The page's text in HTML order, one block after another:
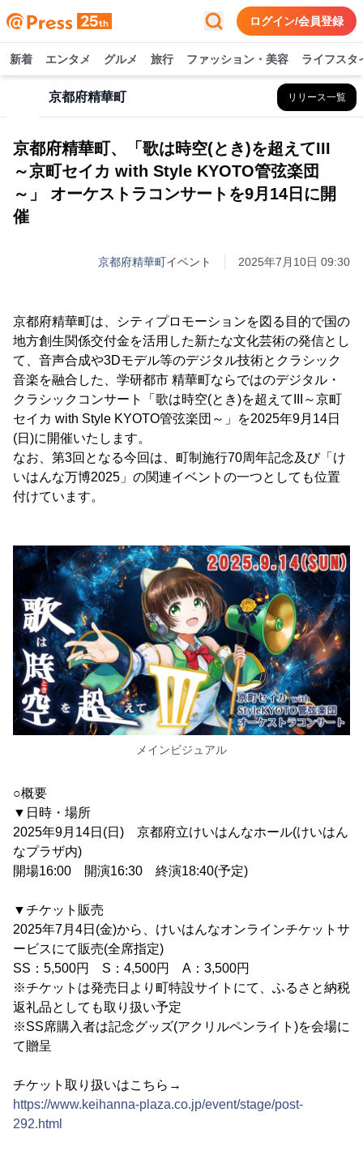
ログイン/会員登録
新着 エンタメ グルメ 旅行 ファッション・美容 ライフスタ
京都府精華町 リリース一覧
京都府精華町、「歌は時空(とき)を超えてIII
～京町セイカ with Style KYOTO管弦楽団
～」 オーケストラコンサートを9月14日に開
催
京都府精華町イベント 2025年7月10日 09:30
京都府精華町は、シティプロモーションを図る目的で国の
地方創生関係交付金を活用した新たな文化芸術の発信とし
て、音声合成や3Dモデル等のデジタル技術とクラシック
音楽を融合した、学研都市 精華町ならではのデジタル・
クラシックコンサート「歌は時空(とき)を超えてIII～京町
セイカ with Style KYOTO管弦楽団～」を2025年9月14日
(日)に開催いたします。
なお、第3回となる今回は、町制施行70周年記念及び「け
いはんな万博2025」の関連イベントの一つとしても位置
付けています。
メインビジュアル
○概要
▼日時・場所
2025年9月14日(日) 京都府立けいはんなホール(けいはん
なプラザ内)
開場16:00 開演16:30 終演18:40(予定)
▼チケット販売
2025年7月4日(金)から、けいはんなオンラインチケットサ
ービスにて販売(全席指定)
SS：5,500円 S：4,500円 A：3,500円
※チケットは発売日より町特設サイトにて、ふるさと納税
返礼品としても取り扱い予定
※SS席購入者は記念グッズ(アクリルペンライト)を会場に
て贈呈
チケット取り扱いはこちら→
https://www.keihanna-plaza.co.jp/event/stage/post-
292.html